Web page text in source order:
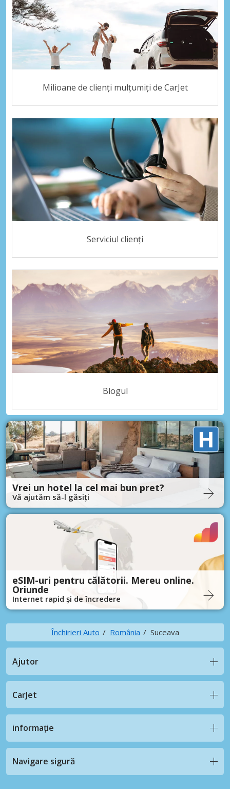
Milioane de clienți mulțumiți de CarJet
Serviciul clienți
Blogul
Vrei un hotel la cel mai bun pret?
Vă ajutăm să-l găsiți
eSIM-uri pentru călătorii. Mereu online.
Oriunde
Internet rapid și de încredere
Închirieri Auto România Suceava
Ajutor
CarJet
informație
Navigare sigură